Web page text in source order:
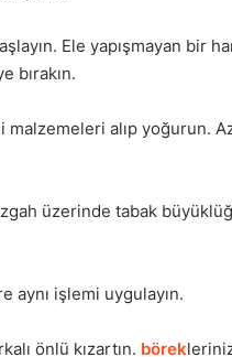
Ele yapışmayan bir
bırakın.
alıp yoğurun.
üzerinde tabak
aynı işlemi uygulayın.
önlü kızartın. börek